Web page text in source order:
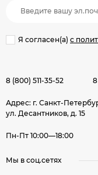
Я согласен(a) с
8 (800) 511-35-52
Адрес: г. Санкт-
ул. Десантников, д. 15
Пн-Пт 10:00—18:00
Мы в соц.сетях